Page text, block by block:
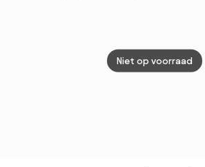
Niet op voorraad